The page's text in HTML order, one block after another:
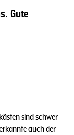
Gute
sind schwer
auch der